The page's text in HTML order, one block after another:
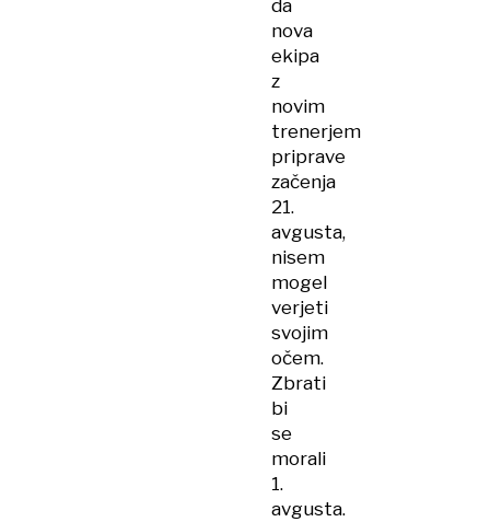
da
nova
ekipa
z
novim
trenerjem
priprave
začenja
21.
avgusta,
nisem
mogel
verjeti
svojim
očem.
Zbrati
bi
se
morali
1.
avgusta.